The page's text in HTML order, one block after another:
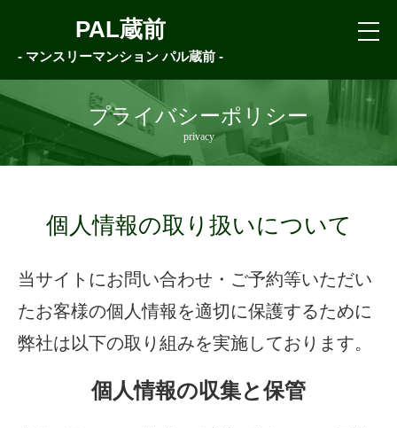
PAL蔵前
- マンスリーマンション パル蔵前 -
プライバシーポリシー
privacy
個人情報の取り扱いについて
当サイトにお問い合わせ・ご予約等いただい
たお客様の個人情報を適切に保護するために
弊社は以下の取り組みを実施しております。
個人情報の収集と保管